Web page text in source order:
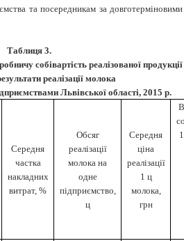
та посередникам за довготерміновими
Таблиця 3.
собівартість реалізованої продукції
реалізації молока
Львівської області, 2015 р.
Середня
частка
накладних
витрат, %
Обсяг
реалізації
молока на
одне
підприємство,
ц
Середня
ціна
реалізації
1 ц
молока,
грн